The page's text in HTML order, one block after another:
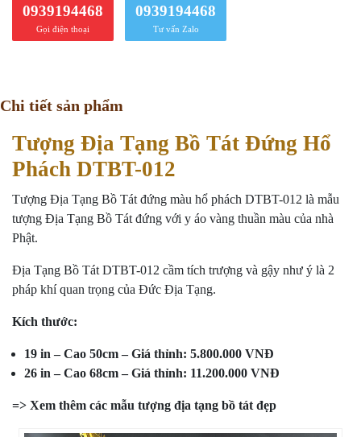
0939194468
Gọi điện thoại
0939194468
Tư vấn Zalo
Chi tiết sản phẩm
Tượng Địa Tạng Bồ Tát Đứng Hổ
Phách DTBT-012
Tượng Địa Tạng Bồ Tát đứng màu hổ phách DTBT-012 là mẫu
tượng Địa Tạng Bồ Tát đứng với y áo vàng thuần màu của nhà
Phật.
Địa Tạng Bồ Tát DTBT-012 cầm tích trượng và gậy như ý là 2
pháp khí quan trọng của Đức Địa Tạng.
Kích thước:
19 in – Cao 50cm – Giá thỉnh: 5.800.000 VNĐ
26 in – Cao 68cm – Giá thỉnh: 11.200.000 VNĐ
=> Xem thêm các mẫu tượng địa tạng bồ tát đẹp